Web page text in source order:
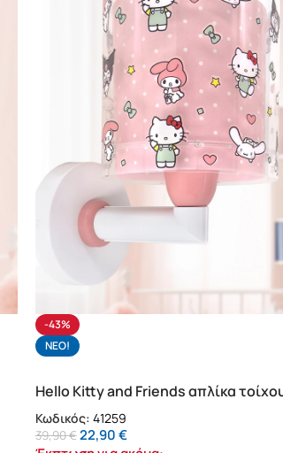
-43%
NΕΟ!
Hello Kitty and Friends απλίκα
Κωδικός: 41259
39,90€22,90€